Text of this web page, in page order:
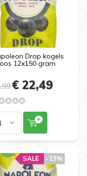
Drop kogels
12x150 gram
€ 22,49
-13%
SALE